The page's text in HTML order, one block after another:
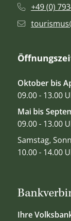
Ihre
+49 (0)
Oktober bis
09.00 - 13.00
Mai bis
09.00 - 13.00
Samstag,
10.00 - 14.00